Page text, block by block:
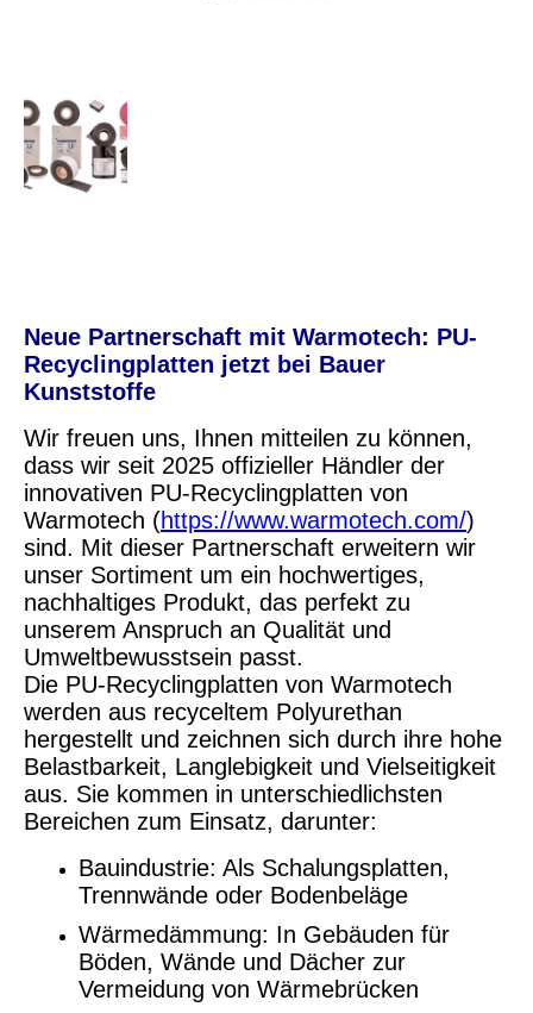
Neue Partnerschaft mit Warmotech: PU-
Recyclingplatten jetzt bei Bauer
Kunststoffe
Wir freuen uns, Ihnen mitteilen zu können,
dass wir seit 2025 offizieller Händler der
innovativen PU-Recyclingplatten von
Warmotech (https://www.warmotech.com/)
sind. Mit dieser Partnerschaft erweitern wir
unser Sortiment um ein hochwertiges,
nachhaltiges Produkt, das perfekt zu
unserem Anspruch an Qualität und
Umweltbewusstsein passt.
Die PU-Recyclingplatten von Warmotech
werden aus recyceltem Polyurethan
hergestellt und zeichnen sich durch ihre hohe
Belastbarkeit, Langlebigkeit und Vielseitigkeit
aus. Sie kommen in unterschiedlichsten
Bereichen zum Einsatz, darunter:
Bauindustrie: Als Schalungsplatten,
Trennwände oder Bodenbeläge
Wärmedämmung: In Gebäuden für
Böden, Wände und Dächer zur
Vermeidung von Wärmebrücken